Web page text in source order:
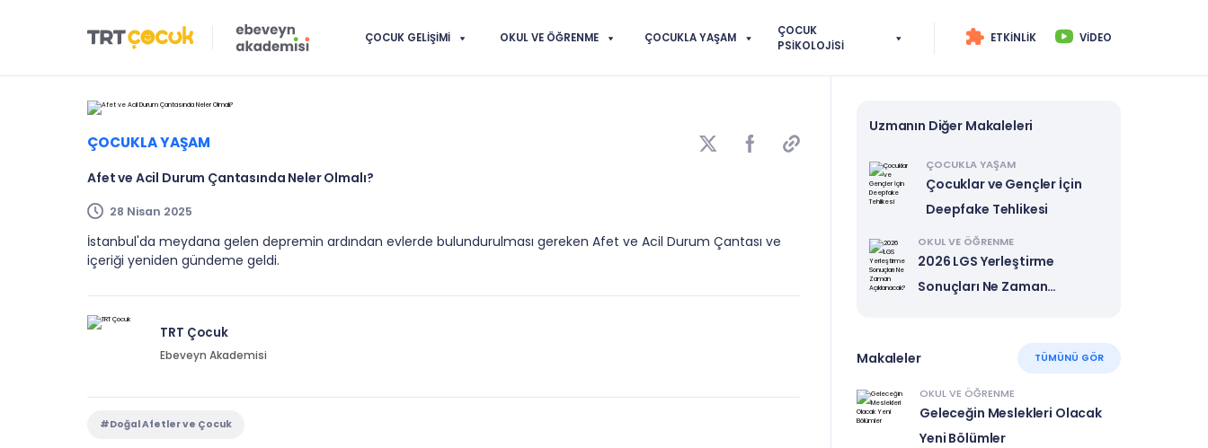
ÇOCUK GELIŞIMI OKUL VE ÖĞRENME ÇOCUKLA YAŞAM
ÇOCUK
PSIKOLOJISI
ETKINLIK VIDEO
ÇOCUKLA YAŞAM
Afet ve Acil Durum Çantasında Neler Olmalı?
28 Nisan 2025
İstanbul'da meydana gelen depremin ardından evlerde bulundurulması gereken Afet ve Acil Durum Çantası ve
içeriği yeniden gündeme geldi.
TRT Çocuk
Ebeveyn Akademisi
#Doğal Afetler ve Çocuk
Uzmanın Diğer Makaleleri
ÇOCUKLA YAŞAM
Çocuklar ve Gençler İçin
Deepfake Tehlikesi
OKUL VE ÖĞRENME
2026 LGS Yerleştirme
Sonuçları Ne Zaman
Makaleler TÜMÜNÜ GÖR
OKUL VE ÖĞRENME
Geleceğin Meslekleri Olacak
Yeni Bölümler